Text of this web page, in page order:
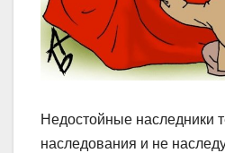
Недостойные наследники
наследования и не